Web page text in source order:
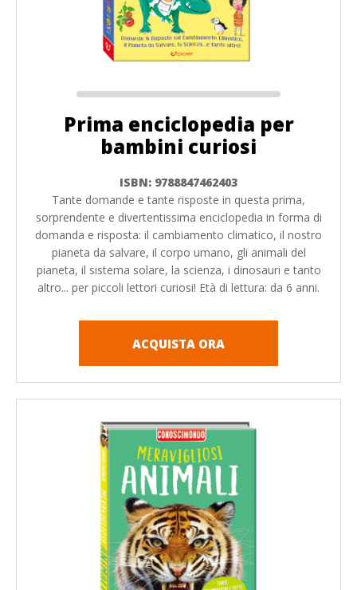
Prima enciclopedia per
bambini curiosi
ISBN: 9788847462403
Tante domande e tante risposte in questa prima,
sorprendente e divertentissima enciclopedia in forma di
domanda e risposta: il cambiamento climatico, il nostro
pianeta da salvare, il corpo umano, gli animali del
pianeta, il sistema solare, la scienza, i dinosauri e tanto
altro... per piccoli lettori curiosi! Età di lettura: da 6 anni.
ACQUISTA ORA